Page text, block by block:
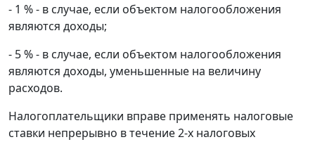
- 1 % - в случае, если объектом налогообложения
являются доходы;
- 5 % - в случае, если объектом налогообложения
являются доходы, уменьшенные на величину
расходов.
Налогоплательщики вправе применять налоговые
ставки непрерывно в течение 2-х налоговых